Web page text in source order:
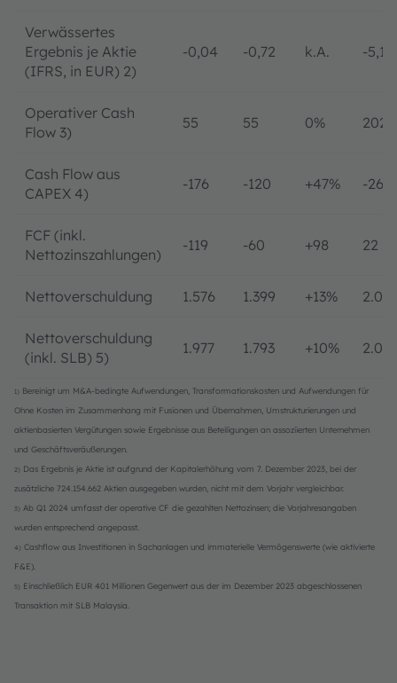
Verwässertes
Ergebnis je Aktie
(IFRS, in EUR) 2)
-0,04 -0,72 k.A. -5,14
Operativer Cash
Flow 3)
55 55 0% 202
Cash Flow aus
CAPEX 4)
-176 -120 +47% -263
FCF (inkl.
Nettozinszahlungen)
-119 -60 +98 22
Nettoverschuldung 1.576 1.399 +13%
Nettoverschuldung
(inkl. SLB) 5)
1.977 1.793 +10%
1) Bereinigt um M&A-bedingte Aufwendungen, Transformationskosten und Aufwendungen für
Ohne Kosten im Zusammenhang mit Fusionen und Übernahmen, Umstrukturierungen und
aktienbasierten Vergütungen sowie Ergebnisse aus Beteiligungen an assoziierten Unternehmen
und Geschäftsveräußerungen.
2) Das Ergebnis je Aktie ist aufgrund der Kapitalerhöhung vom 7. Dezember 2023, bei der
zusätzliche 724.154.662 Aktien ausgegeben wurden, nicht mit dem Vorjahr vergleichbar.
3) Ab Q1 2024 umfasst der operative CF die gezahlten Nettozinsen; die Vorjahresangaben
wurden entsprechend angepasst.
4) Cashflow aus Investitionen in Sachanlagen und immaterielle Vermögenswerte (wie aktivierte
F&E).
5) Einschließlich EUR 401 Millionen Gegenwert aus der im Dezember 2023 abgeschlossenen
Transaktion mit SLB Malaysia.